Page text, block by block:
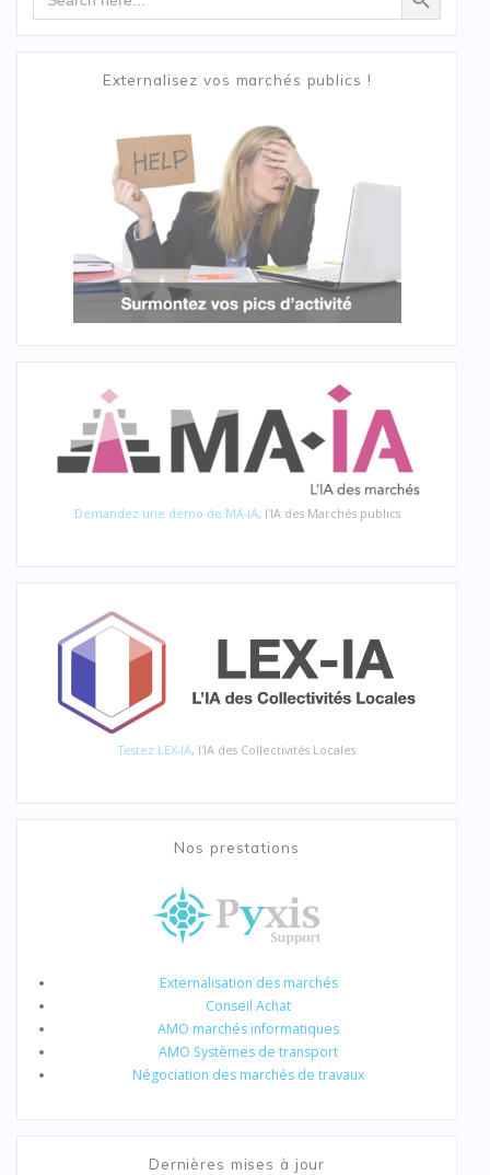
Externalisez vos marchés publics !
Demandez une démo de MA-IA, l'IA des Marchés publics
Testez LEX-IA, l'IA des Collectivités Locales
Nos prestations
Externalisation des marchés
Conseil Achat
AMO marchés informatiques
AMO Systèmes de transport
Négociation des marchés de travaux
Dernières mises à jour